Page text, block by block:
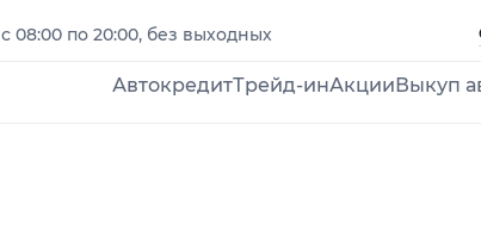
с 08:00 по 20:00, без выходных
АвтокредитТрейд-инАкции Выкуп